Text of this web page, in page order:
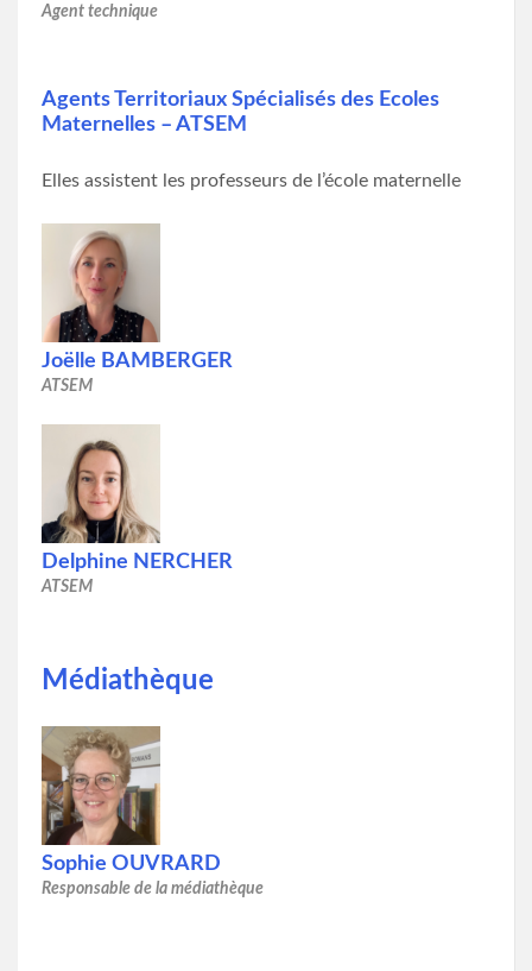
Agent technique
Agents Territoriaux Spécialisés des Ecoles
Maternelles – ATSEM
Elles assistent les professeurs de l’école maternelle
Joëlle BAMBERGER
ATSEM
Delphine NERCHER
ATSEM
Médiathèque
Sophie OUVRARD
Responsable de la médiathèque